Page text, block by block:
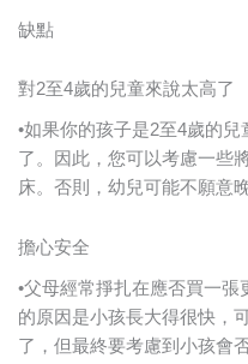
缺點
對2至4歲的兒童來說太高了
•如果你的孩子是2至4歲的
了。因此，您可以考慮一些
床。否則，幼兒可能不願意
擔心安全
•父母經常掙扎在應否買一
的原因是小孩長大得很快，
了，但最終要考慮到小孩會